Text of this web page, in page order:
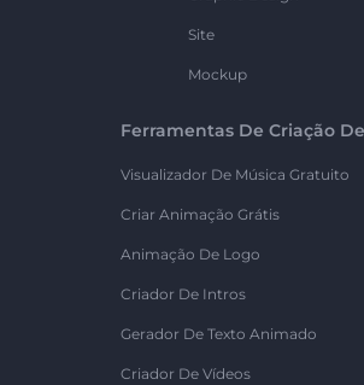
Site
Mockup
Ferramentas De Criação
Visualizador De Música Gratuito
Criar Animação Grátis
Animação De Logo
Criador De Intros
Gerador De Texto Animado
Criador De Vídeos